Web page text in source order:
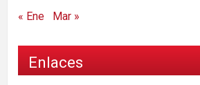
« Ene Mar »
Enlaces